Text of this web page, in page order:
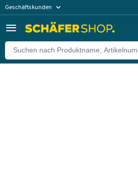
Geschäftskunden
Zurück